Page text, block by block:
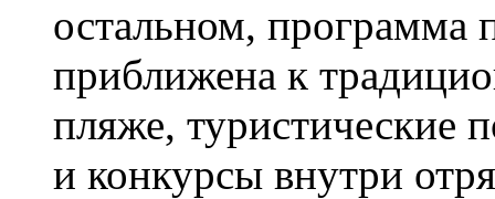
остальном, программа
приближена к
пляже, туристические
и конкурсы внутри